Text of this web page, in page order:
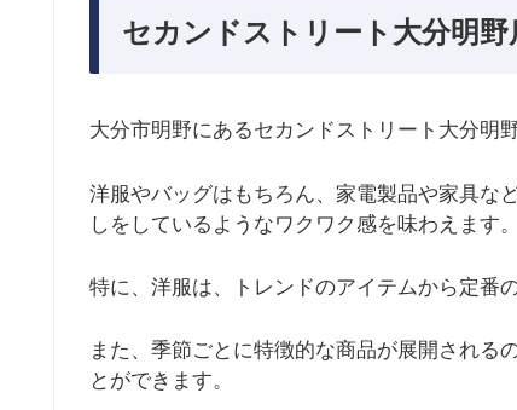
セカンドストリート大分明
大分市明野にあるセカンドストリート大分明
洋服やバッグはもちろん、家電製品や家具な
しをしているようなワクワク感を味わえます。
特に、洋服は、トレンドのアイテムから定番
また、季節ごとに特徴的な商品が展開される
とができます。